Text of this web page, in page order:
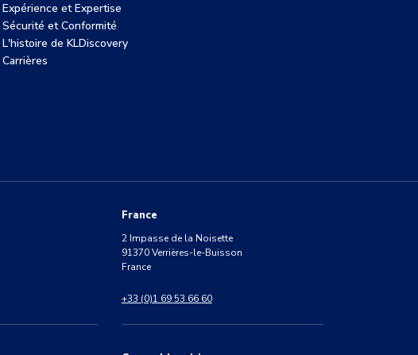
Expérience et Expertise
Sécurité et Conformité
L'histoire de KLDiscovery
Carrières
France
2 Impasse de la Noisette
91370 Verrières-le-Buisson
France
+33 (0)1 69 53 66 60